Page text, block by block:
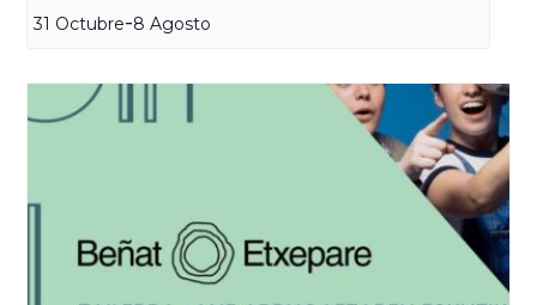
31 Octubre-8 Agosto